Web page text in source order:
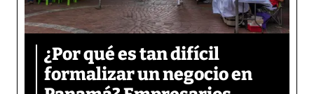
¿Por qué es tan difícil
formalizar un negocio en